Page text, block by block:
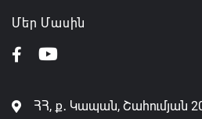
Մեր Մասին
ՀՀ, ք․ Կապան, Շահումյան